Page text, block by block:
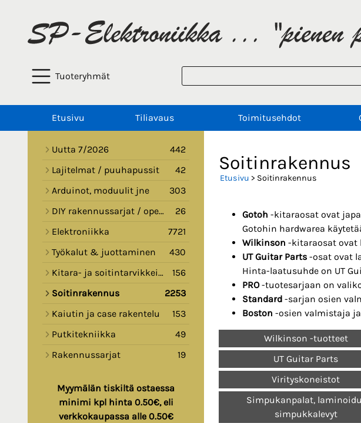
Tuoteryhmät
Etusivu Tiliavaus Toimitusehdot
Uutta 7/2026
442
Lajitelmat / puuhapussit
42
Arduinot, moduulit jne
303
DIY rakennussarjat / opetussarjat
26
Elektroniikka
7721
Työkalut & juottaminen
430
Kitara- ja soitintarvikkeita
156
Soitinrakennus
2253
Kaiutin ja case rakentelu
153
Putkitekniikka
49
Rakennussarjat
19
Myymälän tiskiltä ostaessa
minimi kpl hinta 0.50€, eli
verkkokaupassa alle 0.50€
Soitinrakennus
Etusivu > Soitinrakennus
Gotoh -kitaraosat ovat
Gotohin hardwarea
Wilkinson -kitaraosat ovat
UT Guitar Parts -osat ovat
Hinta-laatusuhde on UT
PRO-tuotesarjaan on
Standard -sarjan osien
Boston -osien valmistaja
Wilkinson -tuotteet
UT Guitar Parts
Virityskoneistot
Simpukanpalat,
simpukkalevyt